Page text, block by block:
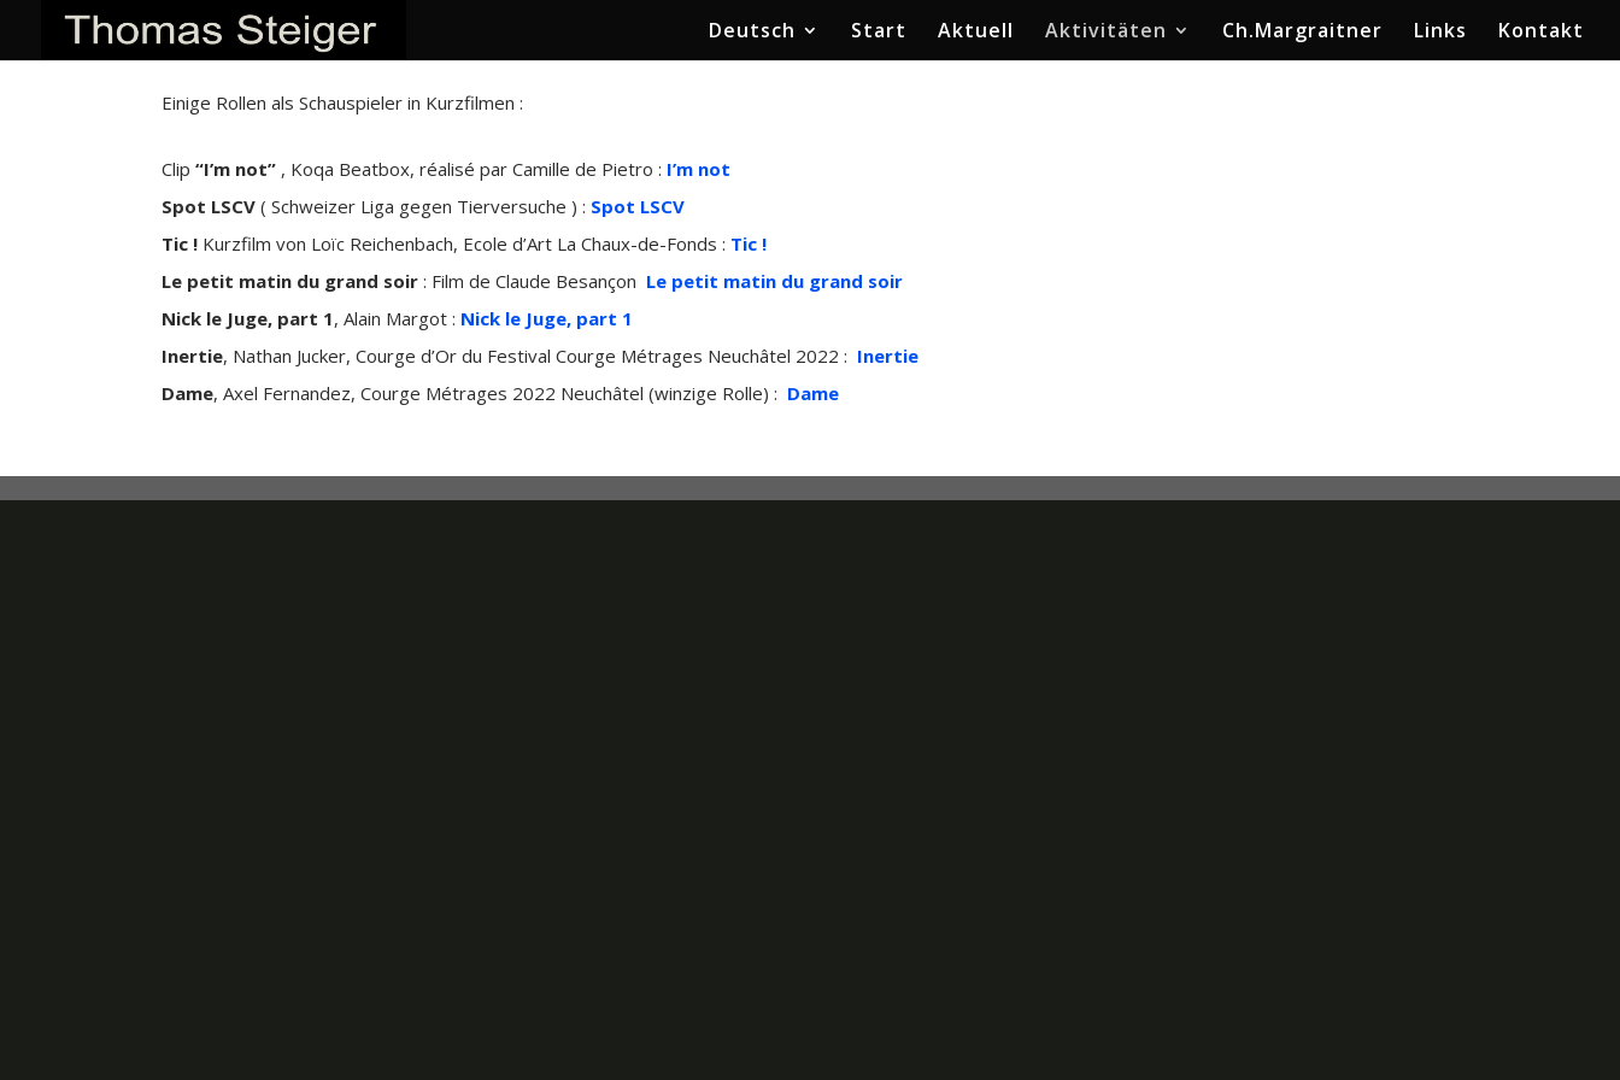
Deutsch Start Aktuell Aktivitäten Ch.Margraitner Links Kontakt
Einige Rollen als Schauspieler in Kurzfilmen :
Clip“I’m not” , Koqa Beatbox, réalisé par Camille de Pietro : I’m not
Spot LSCV (Schweizer Liga gegen Tierversuche ) : Spot LSCV
Tic ! Kurzfilm von Loïc Reichenbach, Ecole d’Art La Chaux-de-Fonds : Tic !
Le petit matin du grand soir : Film de Claude Besançon Le petit matin du grand soir
Nick le Juge, part 1, Alain Margot : Nick le Juge, part 1
Inertie, Nathan Jucker, Courge d’Or du Festival Courge Métrages Neuchâtel 2022 : Inertie
Dame, Axel Fernandez, Courge Métrages 2022 Neuchâtel (winzige Rolle) : Dame